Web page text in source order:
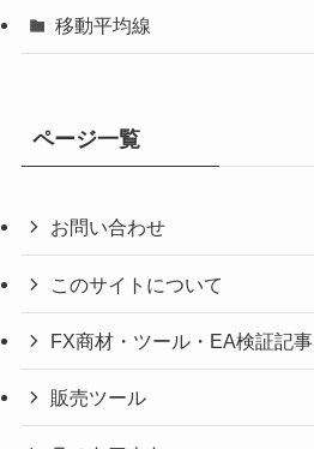
移動平均線
ページ一覧
お問い合わせ
このサイトについて
FX商材・ツール・EA検証記事
販売ツール